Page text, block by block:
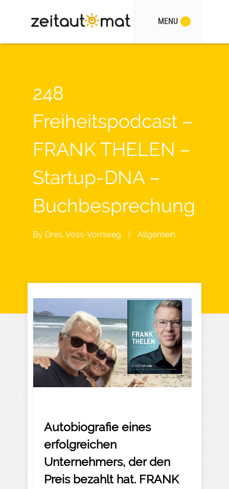
MENU
248
Freiheitspodcast –
FRANK THELEN –
Startup-DNA –
Buchbesprechung
By Dres. Voss-Vornweg Allgemein
Autobiografie eines
erfolgreichen
Unternehmers, der den
Preis bezahlt hat. FRANK